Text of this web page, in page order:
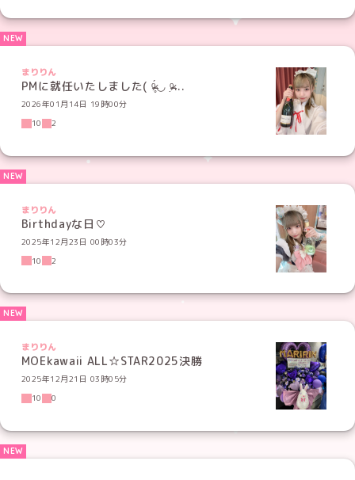
まりりん
PMに就任いたしました( ᵒ̴̶̷̥́◡ ᵒ̴̶̷̣...
2026年01月14日 19時00分
10
2
まりりん
Birthdayな日♡
2025年12月23日 00時03分
10
2
まりりん
MOEkawaii ALL☆STAR2025決勝
2025年12月21日 03時05分
10
0